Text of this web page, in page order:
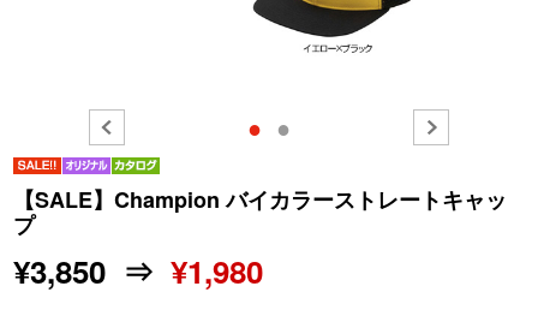
● ●
【SALE】Champion バイカラーストレートキャッ
プ
¥3,850 ⇒¥1,980